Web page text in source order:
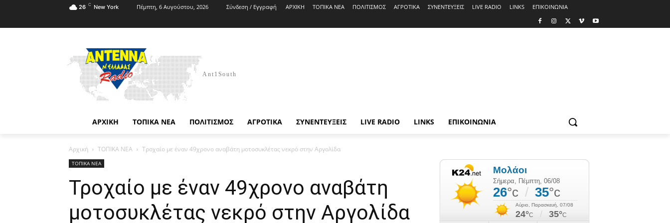
26 C New York Πέμπτη, 6 Αυγούστου, 2026 Σύνδεση / Εγγραφή ΑΡΧΙΚΗ ΤΟΠΙΚΑ ΝΕΑ ΠΟΛΙΤΙΣΜΟΣ ΑΓΡΟΤΙΚΑ ΣΥΝΕΝΤΕΥΞΕΙΣ LIVE RADIO LINKS ΕΠΙΚΟΙΝΩΝΙΑ
Ant1South
ΑΡΧΙΚΗ ΤΟΠΙΚΑ ΝΕΑ ΠΟΛΙΤΙΣΜΟΣ ΑΓΡΟΤΙΚΑ ΣΥΝΕΝΤΕΥΞΕΙΣ LIVE RADIO LINKS ΕΠΙΚΟΙΝΩΝΙΑ
Αρχική ΤΟΠΙΚΑ ΝΕΑ Τροχαίο με έναν 49χρονο αναβάτη μοτοσυκλέτας νεκρό στην Αργολίδα
ΤΟΠΙΚΑ ΝΕΑ
Τροχαίο με έναν 49χρονο αναβάτη
μοτοσυκλέτας νεκρό στην Αργολίδα